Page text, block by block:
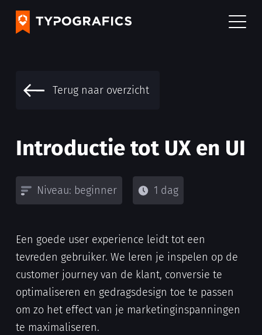
Terug naar overzicht
Introductie tot UX en UI
Niveau: beginner 1 dag
Een goede user experience leidt tot een
tevreden gebruiker. We leren je inspelen op de
customer journey van de klant, conversie te
optimaliseren en gedragsdesign toe te passen
om zo het effect van je marketinginspanningen
te maximaliseren.